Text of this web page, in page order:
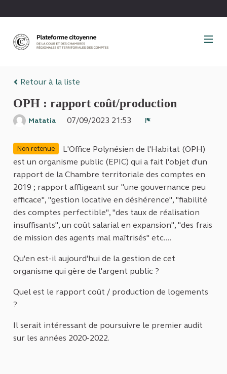
Retour à la liste
OPH : rapport coût/production
Matatia
07/09/2023 21:53
Non retenue
L'Office Polynésien de l'Habitat (OPH)
est un organisme public (EPIC) qui a fait l'objet d'un
rapport de la Chambre territoriale des comptes en
2019 ; rapport affligeant sur "une gouvernance peu
efficace", "gestion locative en déshérence", "fiabilité
des comptes perfectible", "des taux de réalisation
insuffisants", un coût salarial en expansion", "des frais
de mission des agents mal maîtrisés" etc....
Qu'en est-il aujourd'hui de la gestion de cet
organisme qui gère de l'argent public ?
Quel est le rapport coût / production de logements
?
Il serait intéressant de poursuivre le premier audit
sur les années 2020-2022.